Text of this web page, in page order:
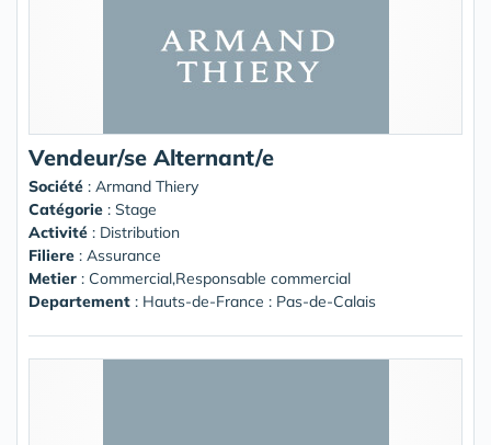
Vendeur/se Alternant/e
Société : Armand Thiery
Catégorie : Stage
Activité : Distribution
Filiere : Assurance
Metier : Commercial,Responsable commercial
Departement : Hauts-de-France : Pas-de-Calais